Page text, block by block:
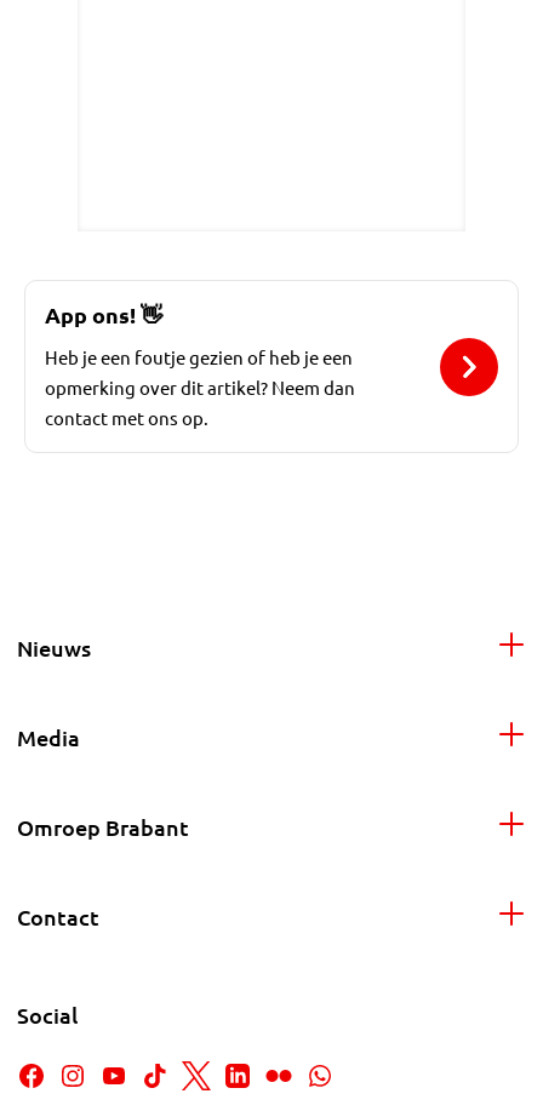
App ons!👋
Heb je een foutje gezien of heb je een
opmerking over dit artikel? Neem dan
contact met ons op.
Nieuws
Media
Omroep Brabant
Contact
Social